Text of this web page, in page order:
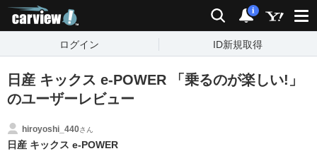
検索 通知
i
ログイン ID新規取得
日産 キックス e-POWER 「乗るのが楽しい!」
のユーザーレビュー
hiroyoshi_440さん
日産 キックス e-POWER